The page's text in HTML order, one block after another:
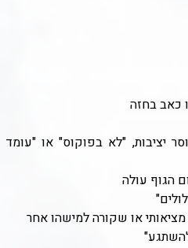
כאב בחזה
יציבות, "לא בפוקוס" או "עומד
הגוף עולה
או שקורה למישהו אחר